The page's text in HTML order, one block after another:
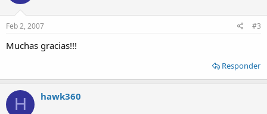
Feb 2, 2007 #3
Muchas gracias!!!
Responder
H hawk360